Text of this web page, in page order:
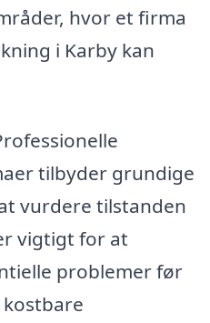
hvor et firma
i Karby kan
tilbyder grundige
vurdere tilstanden
vigtigt for at
problemer før